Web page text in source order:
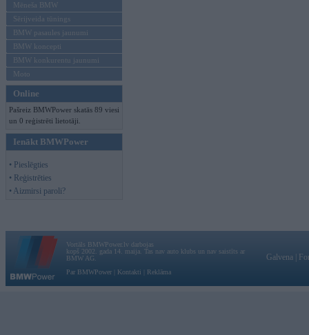
Mēneša BMW
Sērijveida tūnings
BMW pasaules jaunumi
BMW koncepti
BMW konkurentu jaunumi
Moto
Online
Pašreiz BMWPower skatās 89 viesi
un 0 reģistrēti lietotāji.
Ienākt BMWPower
• Pieslēgties
• Reģistrēties
• Aizmirsi paroli?
Vortāls BMWPower.lv darbojas
kopš 2002. gada 14. maija. Tas nav auto klubs un nav saistīts ar
BMW AG.
Par BMWPower
Kontakti Reklāma
Galvena